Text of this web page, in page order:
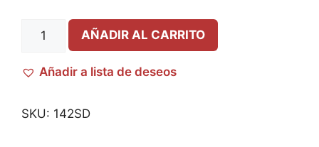
AÑADIR AL CARRITO
Añadir a lista de deseos
SKU: 142SD